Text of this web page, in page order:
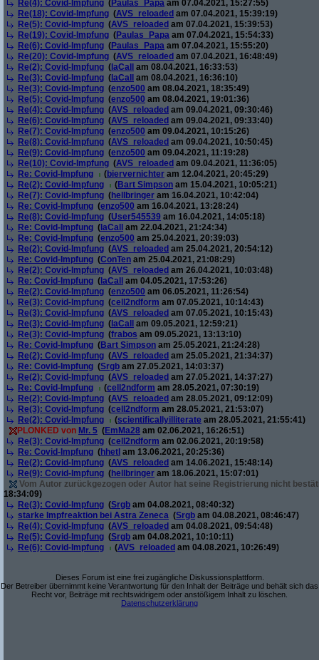
Re(4): Covid-Impfung ( Paulas_Papa am 07.04.2021, 15:27:55)
Re(18): Covid-Impfung (AVS_reloaded am 07.04.2021, 15:39:19)
Re(5): Covid-Impfung (AVS_reloaded am 07.04.2021, 15:39:53)
Re(19): Covid-Impfung (Paulas_Papa am 07.04.2021, 15:54:33)
Re(6): Covid-Impfung (Paulas_Papa am 07.04.2021, 15:55:20)
Re(20): Covid-Impfung (AVS_reloaded am 07.04.2021, 16:48:49)
Re(2): Covid-Impfung ( laCall
am 08.04.2021, 16:33:53)
Re(3): Covid-Impfung ( laCall
am 08.04.2021, 16:36:10)
Re(3): Covid-Impfung (enzo500 am 08.04.2021, 18:35:49)
Re(5): Covid-Impfung (enzo500 am 08.04.2021, 19:01:36)
Re(4): Covid-Impfung (AVS_reloaded am 09.04.2021, 09:30:46)
Re(6): Covid-Impfung (AVS_reloaded am 09.04.2021, 09:33:40)
Re(7): Covid-Impfung (enzo500 am 09.04.2021, 10:15:26)
Re(8): Covid-Impfung (AVS_reloaded am 09.04.2021, 10:50:45)
Re(9): Covid-Impfung (enzo500 am 09.04.2021, 11:19:28)
Re(10): Covid-Impfung (AVS_reloaded am 09.04.2021, 11:36:05)
Re: Covid-Impfung
(biervernichter am 12.04.2021, 20:45:29)
Re(2): Covid-Impfung
(Bart Simpson am 15.04.2021, 10:05:21)
Re(7): Covid-Impfung (hellbringer am 16.04.2021, 10:42:04)
Re: Covid-Impfung (enzo500 am 16.04.2021, 13:28:24)
Re(8): Covid-Impfung (User545539 am 16.04.2021, 14:05:18)
Re: Covid-Impfung ( laCall
am 22.04.2021, 21:24:34)
Re: Covid-Impfung (enzo500 am 25.04.2021, 20:39:03)
Re(2): Covid-Impfung (AVS_reloaded am 25.04.2021, 20:54:12)
Re: Covid-Impfung (ConTen am 25.04.2021, 21:08:29)
Re(2): Covid-Impfung (AVS_reloaded am 26.04.2021, 10:03:48)
Re: Covid-Impfung ( laCall
am 04.05.2021, 17:53:26)
Re(2): Covid-Impfung (enzo500 am 06.05.2021, 11:26:54)
Re(3): Covid-Impfung (cell2ndform am 07.05.2021, 10:14:43)
Re(3): Covid-Impfung (AVS_reloaded am 07.05.2021, 10:15:43)
Re(3): Covid-Impfung ( laCall
am 09.05.2021, 12:59:21)
Re(3): Covid-Impfung (frabos am 09.05.2021, 13:13:10)
Re: Covid-Impfung (Bart Simpson am 25.05.2021, 21:24:28)
Re(2): Covid-Impfung (AVS_reloaded am 25.05.2021, 21:34:37)
Re: Covid-Impfung (Srgb am 27.05.2021, 14:03:37)
Re(2): Covid-Impfung (AVS_reloaded am 27.05.2021, 14:37:27)
Re: Covid-Impfung
(cell2ndform am 28.05.2021, 07:30:19)
Re(2): Covid-Impfung (AVS_reloaded am 28.05.2021, 09:12:09)
Re(3): Covid-Impfung (cell2ndform am 28.05.2021, 21:53:07)
Re(2): Covid-Impfung
(scientificallyilliterate am 28.05.2021, 21:55:41)
PLONKED von Mr. 5 (EmMa28 am 02.06.2021, 16:26:51)
Re(3): Covid-Impfung (cell2ndform am 02.06.2021, 20:19:58)
Re: Covid-Impfung (hhetl am 13.06.2021, 20:25:36)
Re(2): Covid-Impfung (AVS_reloaded am 14.06.2021, 15:48:14)
Re(9): Covid-Impfung (hellbringer am 18.06.2021, 15:07:01)
Vom Autor zurückgezogen oder Autor hat seine Registrierung nicht
18:34:09)
Re(3): Covid-Impfung (Srgb am 04.08.2021, 08:40:32)
starke Impfreaktion bei Astra Zeneca (Srgb am 04.08.2021, 08:46:47)
Re(4): Covid-Impfung (AVS_reloaded am 04.08.2021, 09:54:48)
Re(5): Covid-Impfung (Srgb am 04.08.2021, 10:10:11)
Re(6): Covid-Impfung
(AVS_reloaded am 04.08.2021, 10:26:49)
Dieses Forum ist eine frei zugängliche Diskussionsplattform.
Der Betreiber übernimmt keine Verantwortung für den Inhalt der Beiträge und behält sich das
Recht vor, Beiträge mit rechtswidrigem oder anstößigem Inhalt zu löschen.
Datenschutzerklärung